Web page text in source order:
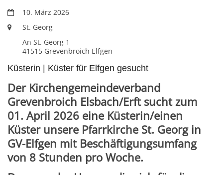
Datum:10. März 2026
Ort:
St. Georg
An St. Georg 1
41515 Grevenbroich Elfgen
Küsterin | Küster für Elfgen gesucht
Der Kirchengemeindeverband
Grevenbroich Elsbach/Erft sucht zum
01. April 2026 eine Küsterin/einen
Küster unsere Pfarrkirche St. Georg in
GV-Elfgen mit Beschäftigungsumfang
von 8 Stunden pro Woche.